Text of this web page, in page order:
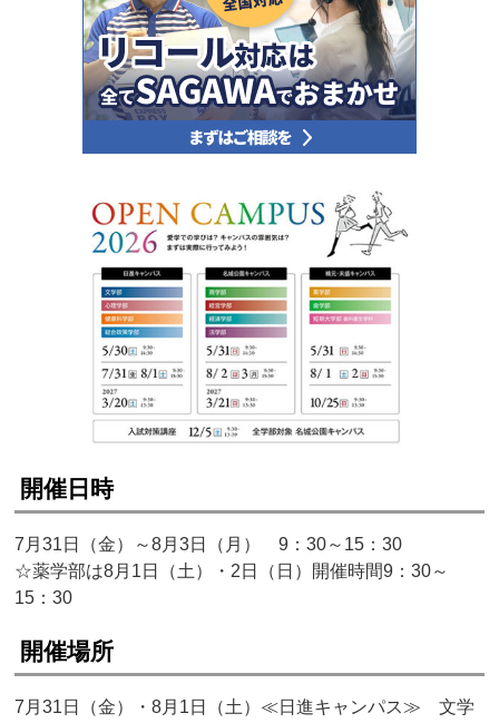
開催日時
7月31日（金）～8月3日（月） 9：30～15：30
☆薬学部は8月1日（土）・2日（日）開催時間9：30～
15：30
開催場所
7月31日（金）・8月1日（土）≪日進キャンパス≫ 文学